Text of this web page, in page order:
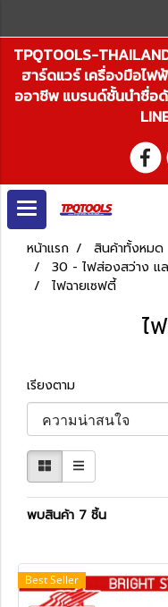
TPQTOOLS-
ฮาร์ดแวร์ เครื่องมือไฟ
ออาชีพ แบรนด์ชั้นนำชื่อ
หน้าแรก
สินค้าทั้งหมด
30 - ไฟส่องสว่าง แ
ไฟฉายเซฟตี้
ไ
เรียงตาม
พบสินค้า 7 ชิ้น
Best Seller